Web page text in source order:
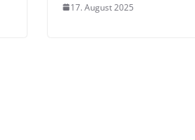
17. August 2025